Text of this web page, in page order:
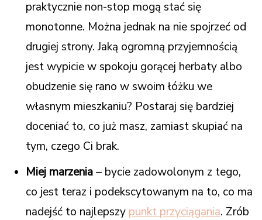
praktycznie non-stop mogą stać się
monotonne. Można jednak na nie spojrzeć od
drugiej strony. Jaką ogromną przyjemnością
jest wypicie w spokoju gorącej herbaty albo
obudzenie się rano w swoim łóżku we
własnym mieszkaniu? Postaraj się bardziej
doceniać to, co już masz, zamiast skupiać na
tym, czego Ci brak.
Miej marzenia– bycie zadowolonym z tego,
co jest teraz i podekscytowanym na to, co ma
nadejść to najlepszy punkt przyciągania. Zrób